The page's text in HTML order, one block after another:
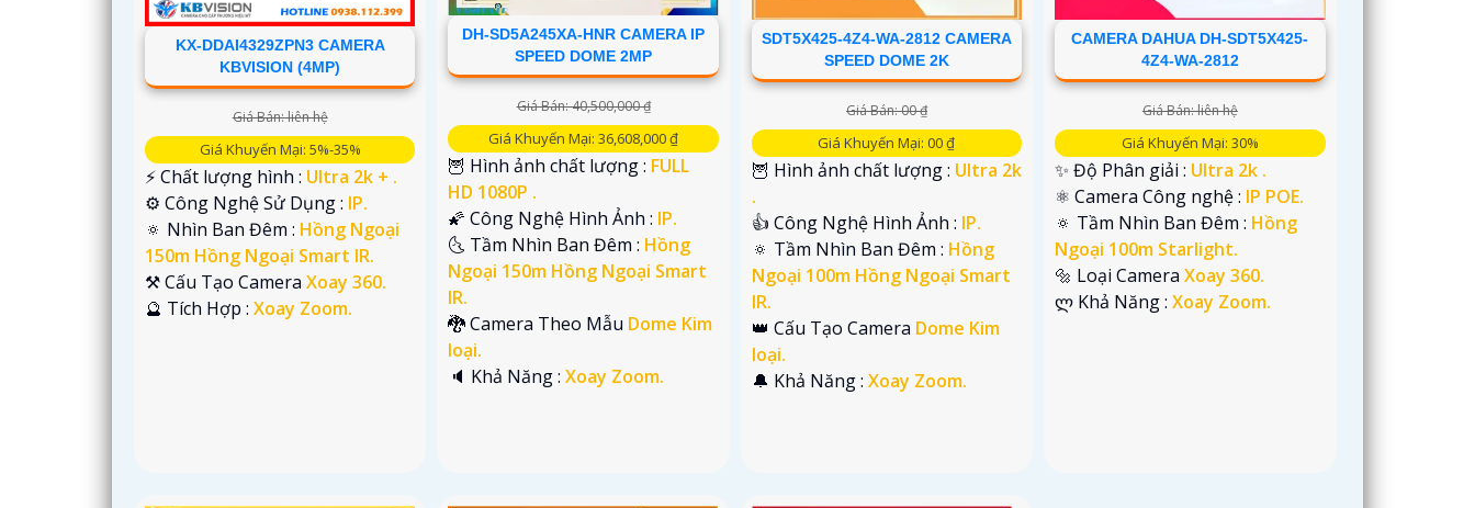
KX-DDAI4329ZPN3 CAMERA
KBVISION (4MP)
Giá Bán: liên hệ
Giá Khuyến Mại: 5%-35%
️⚡ Chất lượng hình : Ultra 2k + .
⚙ Công Nghệ Sử Dụng : IP.
🔅 Nhìn Ban Đêm : Hồng Ngoại
150m Hồng Ngoại Smart IR.
⚒ Cấu Tạo Camera Xoay 360.
️🔮 Tích Hợp : Xoay Zoom.
DH-SD5A245XA-HNR CAMERA IP
SPEED DOME 2MP
Giá Bán: 40,500,000 ₫
Giá Khuyến Mại: 36,608,000 ₫
🦉 Hình ảnh chất lượng : FULL
HD 1080P .
🌠 Công Nghệ Hình Ảnh : IP.
🌜 Tầm Nhìn Ban Đêm : Hồng
Ngoại 150m Hồng Ngoại Smart
IR.
🐉️ Camera Theo Mẫu Dome Kim
loại.
️🔈 Khả Năng :Xoay Zoom.
SDT5X425-4Z4-WA-2812 CAMERA
SPEED DOME 2K
Giá Bán: 00 ₫
Giá Khuyến Mại: 00 ₫
🦉 Hình ảnh chất lượng : Ultra 2k
.
👍 Công Nghệ Hình Ảnh : IP.
🔅 Tầm Nhìn Ban Đêm : Hồng
Ngoại 100m Hồng Ngoại Smart
IR.
👑 Cấu Tạo Camera Dome Kim
loại.
️🔔 Khả Năng : Xoay Zoom.
CAMERA DAHUA DH-SDT5X425-
4Z4-WA-2812
Giá Bán: liên hệ
Giá Khuyến Mại: 30%
✨ Độ Phân giải : Ultra 2k .
⚛️ Camera Công nghệ : IP POE.
🔅 Tầm Nhìn Ban Đêm : Hồng
Ngoại 100m Starlight.
🔩 Loại CameraXoay 360.
️ლ Khả Năng :Xoay Zoom.